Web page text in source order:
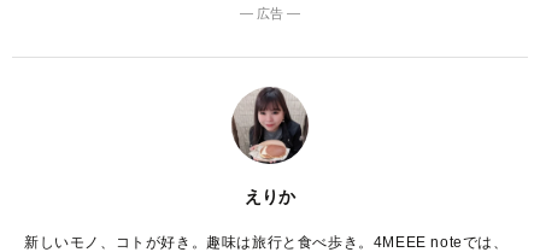
― 広告 ―
えりか
新しいモノ、コトが好き。趣味は旅行と食べ歩き。4MEEE noteでは、